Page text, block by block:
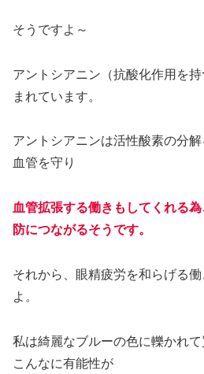
そうですよ～
アントシアニン（抗酸化作用を
まれています。
アントシアニンは活性酸素の分
血管を守り
血管拡張する働きもしてくれる
防につながるそうです。
それから、眼精疲労を和らげる
よ。
私は綺麗なブルーの色に轢かれて
こんなに有能性が